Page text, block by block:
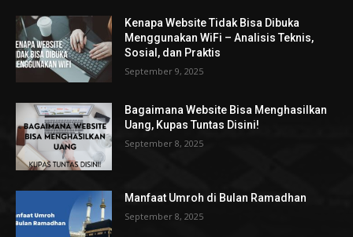
Kenapa Website Tidak Bisa Dibuka
Menggunakan WiFi – Analisis Teknis,
Sosial, dan Praktis
September 9, 2025
Bagaimana Website Bisa Menghasilkan
Uang, Kupas Tuntas Disini!
September 8, 2025
Manfaat Umroh di Bulan Ramadhan
September 8, 2025